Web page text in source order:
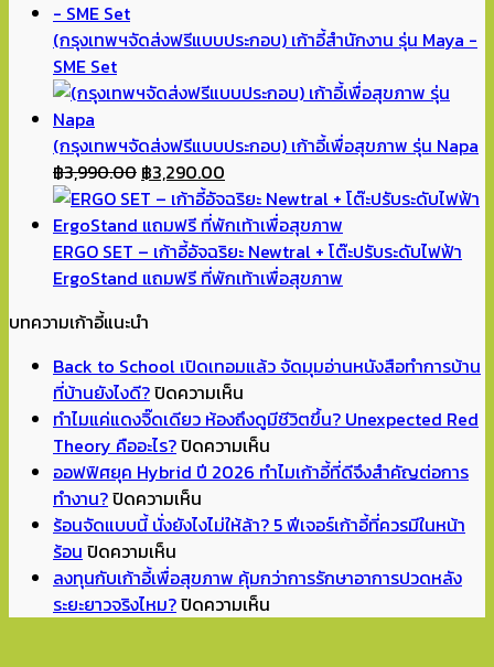
฿5,990.00.฿3,590.00.
(กรุงเทพฯจัดส่งฟรีแบบประกอบ) เก้าอี้สำนักงาน รุ่น Maya -
SME Set
(กรุงเทพฯจัดส่งฟรีแบบประกอบ) เก้าอี้เพื่อสุขภาพ รุ่น Napa
฿3,990.00 Original
price
was:
฿3,990.00.
฿3,290.00
price
is:
฿3,290.00.
ERGO SET – เก้าอี้อัจฉริยะ Newtral + โต๊ะปรับระดับไฟฟ้า
ErgoStand แถมฟรี ที่พักเท้าเพื่อสุขภาพ
บทความเก้าอี้แนะนำ
Back to School เปิดเทอมแล้ว จัดมุมอ่านหนังสือทำการบ้าน
ที่บ้านยังไงดี?ปิดความเห็น
Back
to
School
เทอม
จัด
มุม
ทำไมแค่แดงจิ๊ดเดียว ห้องถึงดูมีชีวิตขึ้น? Unexpected Red
Theory คืออะไร?ปิดความเห็น
ทำไม
แดง
เดียว
ออฟฟิศยุค Hybrid ปี 2026 ทำไมเก้าอี้ที่ดีจึงสำคัญต่อการ
ทำงาน?ปิดความเห็น
ออฟฟิศ
Hybrid
ปี
ร้อนจัดแบบนี้ นั่งยังไงไม่ให้ล้า? 5 ฟีเจอร์เก้าอี้ที่ควรมีในหน้า
ร้อน ปิดความเห็น
ร้อน
จัด
ลงทุนกับเก้าอี้เพื่อสุขภาพ คุ้มกว่าการรักษาอาการปวดหลัง
ระยะยาวจริงไหม?ปิดความเห็น